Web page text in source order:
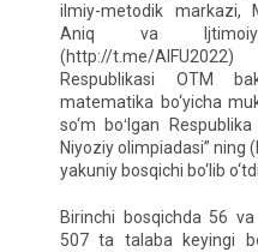
ilmiy-metodik markazi,
Aniq va
(http://t.me/AIFU2022)
Respublikasi OTM
matematika bo‘yicha
so‘m boʻlgan
Niyoziy olimpiadasi”
yakuniy bosqichi bo‘lib
Birinchi bosqichda 56
507 ta talaba keyingi